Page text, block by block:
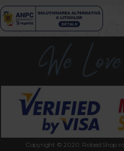
Copyright © 2020.